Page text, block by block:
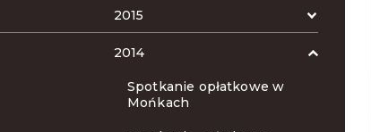
2015
2014
Spotkanie opłatkowe w
Mońkach